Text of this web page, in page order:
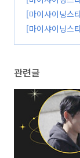
코르 독창회 공
[마이샤이닝스
부
(0)
[마이샤이닝스
관련글